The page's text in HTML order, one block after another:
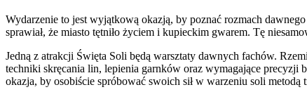
Wydarzenie to jest wyjątkową okazją, by poznać rozmach
sprawiał, że miasto tętniło życiem i kupieckim gwarem. Tę
Jedną z atrakcji Święta Soli będą warsztaty dawnych fachów.
techniki skręcania lin, lepienia garnków oraz wymagające
okazja, by osobiście spróbować swoich sił w warzeniu soli